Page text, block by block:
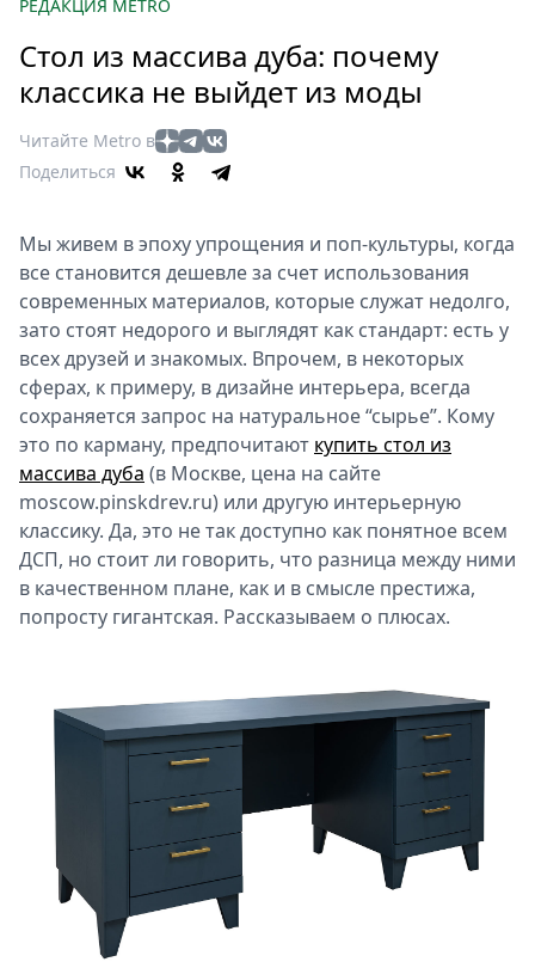
Мир
Здоровье
Еда
Туризм
Театр
Кино
Афиша
Книги
Выставки
Пресс-
релизы
О
Metro
Стримы
Спецпроекты
Звезды
Выборы
Metro
РЕДАКЦИЯ METRO
Стол из массива дуба: почему
классика не выйдет из моды
Читайте Metro в
Поделиться
Мы живем в эпоху упрощения и поп-культуры, когда
все становится дешевле за счет использования
современных материалов, которые служат недолго,
зато стоят недорого и выглядят как стандарт: есть у
всех друзей и знакомых. Впрочем, в некоторых
сферах, к примеру, в дизайне интерьера, всегда
сохраняется запрос на натуральное “сырье”. Кому
это по карману, предпочитают купить стол из
массива дуба (в Москве, цена на сайте
moscow.pinskdrev.ru) или другую интерьерную
классику. Да, это не так доступно как понятное всем
ДСП, но стоит ли говорить, что разница между ними
в качественном плане, как и в смысле престижа,
попросту гигантская. Рассказываем о плюсах.